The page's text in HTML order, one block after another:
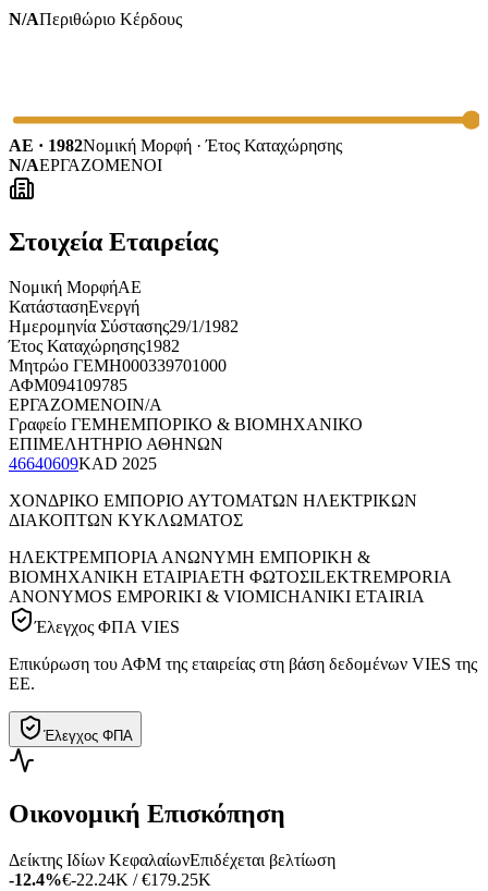
N/AΠεριθώριο Κέρδους
ΑΕ · 1982Νομική Μορφή · Έτος Καταχώρησης
N/AΕΡΓΑΖΟΜΕΝΟΙ
Στοιχεία Εταιρείας
Νομική ΜορφήΑΕ
ΚατάστασηΕνεργή
Ημερομηνία Σύστασης29/1/1982
Έτος Καταχώρησης1982
Μητρώο ΓΕΜΗ000339701000
ΑΦΜ094109785
ΕΡΓΑΖΟΜΕΝΟΙN/A
Γραφείο ΓΕΜΗΕΜΠΟΡΙΚΟ & ΒΙΟΜΗΧΑΝΙΚΟ
ΕΠΙΜΕΛΗΤΗΡΙΟ ΑΘΗΝΩΝ
46640609KAD 2025
ΧΟΝΔΡΙΚΟ ΕΜΠΟΡΙΟ ΑΥΤΟΜΑΤΩΝ ΗΛΕΚΤΡΙΚΩΝ
ΔΙΑΚΟΠΤΩΝ ΚΥΚΛΩΜΑΤΟΣ
ΗΛΕΚΤΡΕΜΠΟΡΙΑ ΑΝΩΝΥΜΗ ΕΜΠΟΡΙΚΗ &
ΒΙΟΜΗΧΑΝΙΚΗ ΕΤΑΙΡΙΑΕΤΗ ΦΩΤΟΣILEKTREMPORIA
ANONYMOS EMPORIKI & VIOMICHANIKI ETAIRIA
Έλεγχος ΦΠΑ VIES
Επικύρωση του ΑΦΜ της εταιρείας στη βάση δεδομένων VIES της
ΕΕ.
Έλεγχος ΦΠΑ
Οικονομική Επισκόπηση
Δείκτης Ιδίων ΚεφαλαίωνΕπιδέχεται βελτίωση
-12.4%€-22.24K / €179.25K